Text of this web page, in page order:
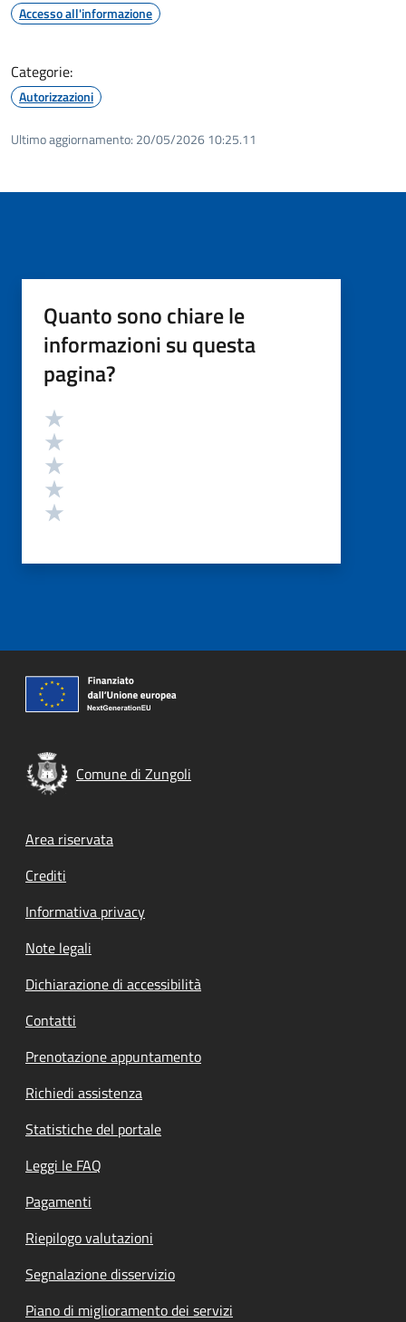
Accesso all'informazione
Categorie:
Autorizzazioni
Ultimo aggiornamento: 20/05/2026 10:25.11
Quanto sono chiare le
informazioni su questa
pagina?
Valutazione
Comune di Zungoli
Footer menu
Area riservata
Crediti
Informativa privacy
Note legali
Dichiarazione di accessibilità
Contatti
Prenotazione appuntamento
Richiedi assistenza
Statistiche del portale
Leggi le FAQ
Pagamenti
Riepilogo valutazioni
Segnalazione disservizio
Piano di miglioramento dei servizi